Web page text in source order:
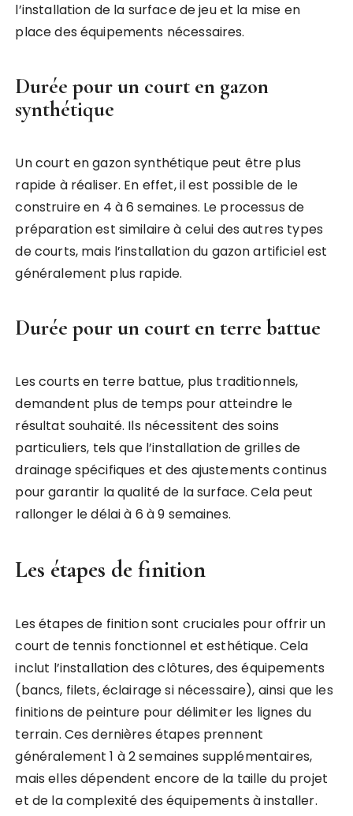
l’installation de la surface de jeu et la mise en
place des équipements nécessaires.
Durée pour un court en gazon
synthétique
Un court en gazon synthétique peut être plus
rapide à réaliser. En effet, il est possible de le
construire en 4 à 6 semaines. Le processus de
préparation est similaire à celui des autres types
de courts, mais l’installation du gazon artificiel est
généralement plus rapide.
Durée pour un court en terre battue
Les courts en terre battue, plus traditionnels,
demandent plus de temps pour atteindre le
résultat souhaité. Ils nécessitent des soins
particuliers, tels que l’installation de grilles de
drainage spécifiques et des ajustements continus
pour garantir la qualité de la surface. Cela peut
rallonger le délai à 6 à 9 semaines.
Les étapes de finition
Les étapes de finition sont cruciales pour offrir un
court de tennis fonctionnel et esthétique. Cela
inclut l’installation des clôtures, des équipements
(bancs, filets, éclairage si nécessaire), ainsi que les
finitions de peinture pour délimiter les lignes du
terrain. Ces dernières étapes prennent
généralement 1 à 2 semaines supplémentaires,
mais elles dépendent encore de la taille du projet
et de la complexité des équipements à installer.